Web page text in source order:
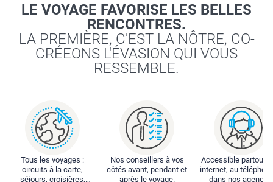
LE VOYAGE FAVORISE LES BELLES
RENCONTRES.
LA PREMIÈRE, C'EST LA NÔTRE, CO-
CRÉEONS L'ÉVASION QUI VOUS
RESSEMBLE.
Tous les voyages :
circuits à la carte,
séjours, croisières,
Nos conseillers à vos
côtés avant, pendant et
après le voyage.
Accessible partout :
internet, au
dans nos